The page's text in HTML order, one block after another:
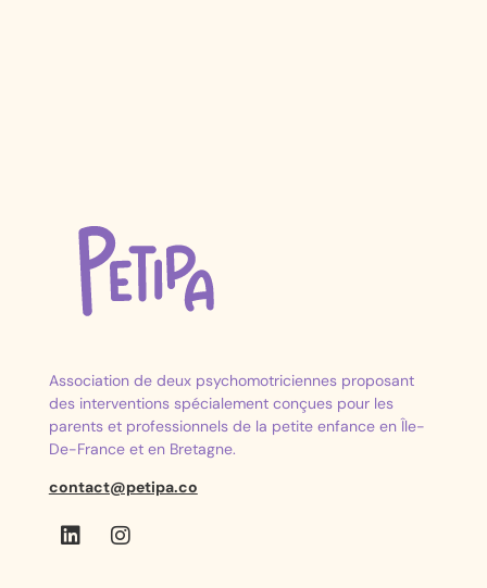
Association de deux psychomotriciennes proposant
des interventions spécialement conçues pour les
parents et professionnels de la petite enfance en Île-
De-France et en Bretagne.
contact@petipa.co